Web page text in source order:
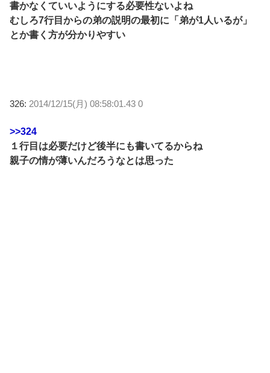
書かなくていいようにする必要性ないよね
むしろ7行目からの弟の説明の最初に「弟が1人いるが」
とか書く方が分かりやすい
326: 2014/12/15(月) 08:58:01.43 0
>>324
１行目は必要だけど後半にも書いてるからね
親子の情が薄いんだろうなとは思った